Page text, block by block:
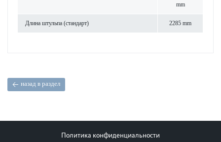
mm
Длина штульпа (стандарт) 2285 mm
назад в раздел
Политика конфиденциальности